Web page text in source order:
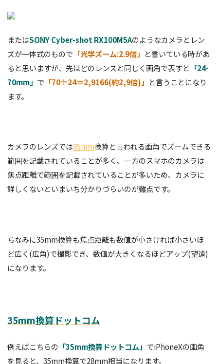
またはSONYCyber-shot RX100M5Aのようなカメラとレン
ズが一体式のもので 「光学ズーム:2.9倍」 と書いている時があ
ると思いますが、先ほどのレンズと同じく画角で表すと 「24-
70mm」 で 「70÷24＝2,9166(約2,9倍)」 と言うことになり
ます。
カメラのレンズでは35mm換算と言われる画角でズームできる
範囲を記載されていることが多く、一方のスマホのカメラは
焦点距離で範囲を記載されていることが多いため、カメラに
詳しくないといまいち分かりづらいのが難点です。
ちなみに35mm換算も焦点距離も数値が小さければ小さいほ
ど広く(広角)で撮影でき、数値が大きくなるほどアップ(望遠)
になります。
35mm換算ドットコム
例えばこちらの 「35mm換算ドットコム」 でiPhoneXの画角
を見ると、35mm換算で28mm相当になります。